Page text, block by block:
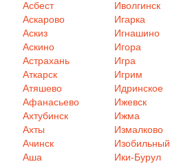
Асбест
Аскарово
Аскиз
Аскино
Астрахань
Аткарск
Атяшево
Афанасьево
Ахтубинск
Ахты
Ачинск
Аша
Иволгинск
Игарка
Игнашино
Игора
Игра
Игрим
Идринское
Ижевск
Ижма
Измалково
Изобильный
Ики-Бурул